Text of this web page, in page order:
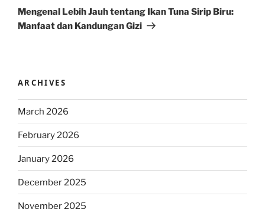
Post
Mengenal Lebih Jauh tentang Ikan Tuna Sirip Biru:
Manfaat dan Kandungan Gizi
ARCHIVES
March 2026
February 2026
January 2026
December 2025
November 2025